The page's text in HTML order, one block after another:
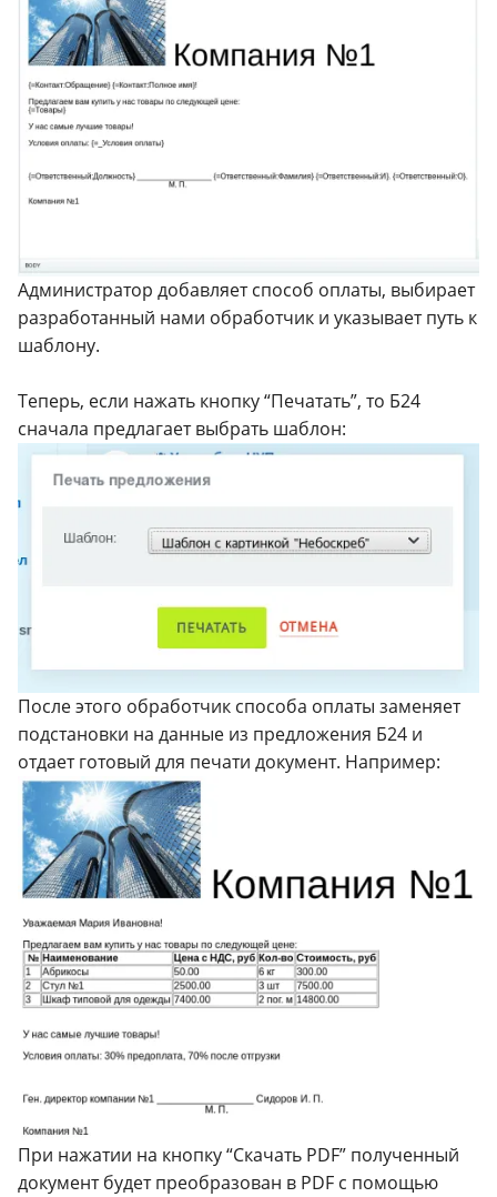
Администратор добавляет способ оплаты, выбирает
разработанный нами обработчик и указывает путь к
шаблону.
Теперь, если нажать кнопку “Печатать”, то Б24
сначала предлагает выбрать шаблон:
После этого обработчик способа оплаты заменяет
подстановки на данные из предложения Б24 и
отдает готовый для печати документ. Например:
При нажатии на кнопку “Скачать PDF” полученный
документ будет преобразован в PDF с помощью